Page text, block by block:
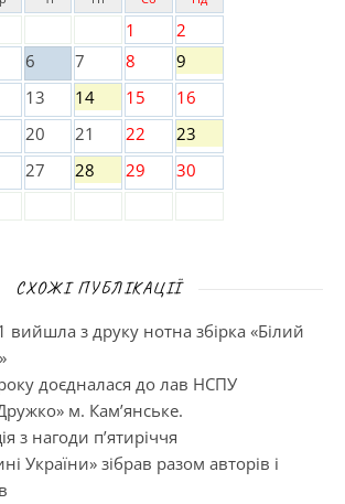
1
2
6 7 8
9
13 14 15
16
20 21 22
23
27 28 29
30
СХОЖІ ПУБЛІКАЦІЇ
вийшла з друку нотна збірка «Білий
доєдналася до лав НСПУ
м. Кам’янське.
з нагоди п’ятиріччя
України» зібрав разом авторів і